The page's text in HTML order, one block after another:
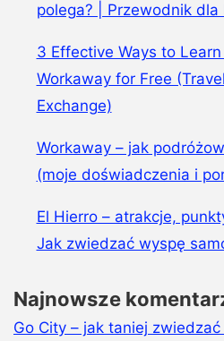
polega? | Przewodnik dla
3 Effective Ways to
Workaway for Free
Exchange)
Workaway – jak
(moje doświadczenia i
El Hierro – atrakcje,
Jak zwiedzać wyspę
Najnowsze
Go City – jak taniej